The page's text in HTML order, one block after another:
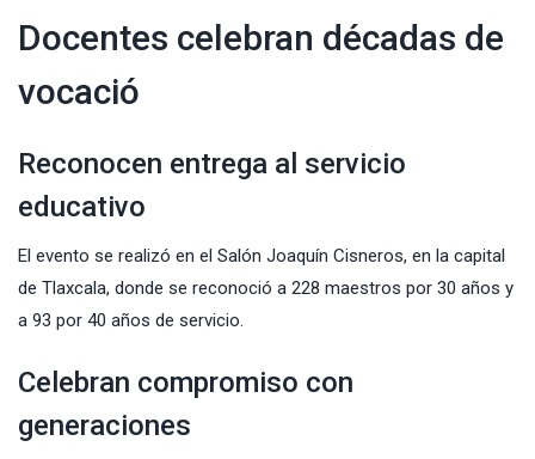
Docentes celebran décadas de
vocació
Reconocen entrega al servicio
educativo
El evento se realizó en el Salón Joaquín Cisneros, en la capital
de Tlaxcala, donde se reconoció a 228 maestros por 30 años y
a 93 por 40 años de servicio.
Celebran compromiso con
generaciones